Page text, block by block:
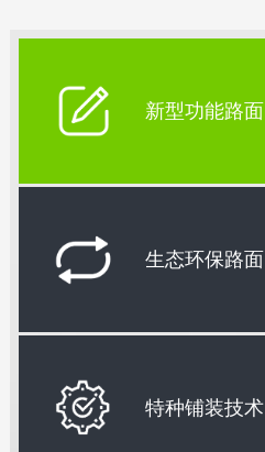
新型功能路面
生态环保路面
特种铺装技术